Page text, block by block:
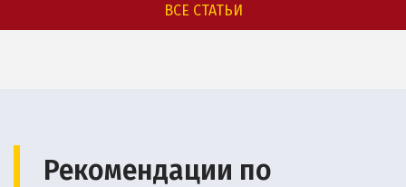
ВСЕ СТАТЬИ
Рекомендации по